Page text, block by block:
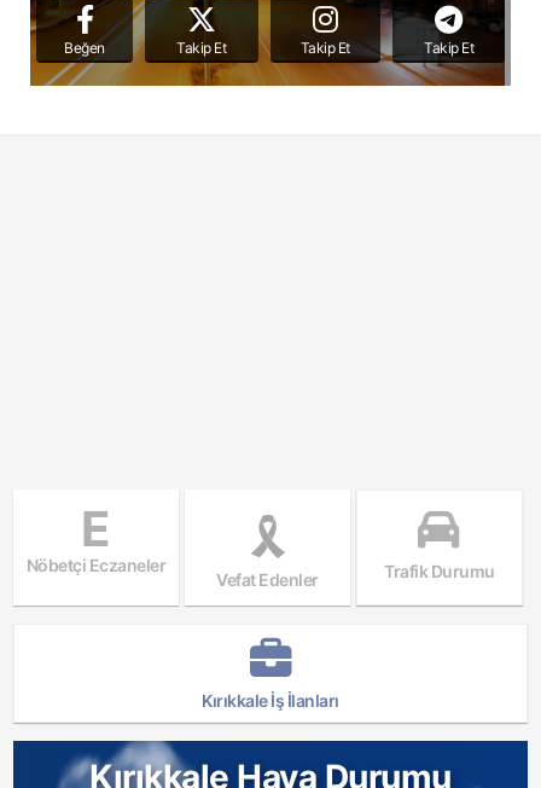
Beğen Takip Et Takip Et Takip Et
E
Nöbetçi Eczaneler
Vefat Edenler Trafik Durumu
Kırıkkale İş İlanları
Kırıkkale Hava Durumu